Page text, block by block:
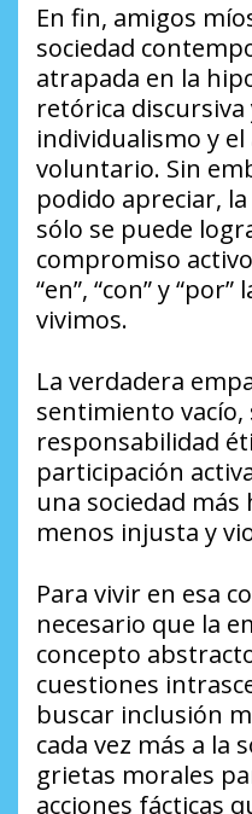
En fin, amigos
sociedad
atrapada en la
retórica discursiva
individualismo y
voluntario. Sin
podido apreciar,
sólo se puede
compromiso
“en”, “con” y
vivimos.
La verdadera
sentimiento vacío,
responsabilidad
participación
una sociedad
menos injusta y
Para vivir en esa
necesario que la
concepto
cuestiones
buscar inclusión
cada vez más a la
grietas morales
acciones fácticas